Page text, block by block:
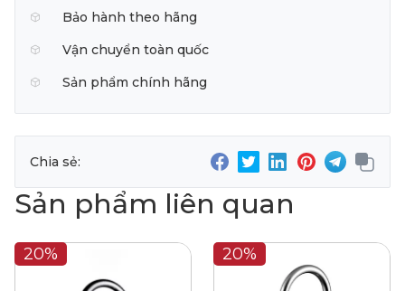
Bảo hành theo hãng
Vận chuyển toàn quốc
Sản phẩm chính hãng
Chia sẻ:
Sản phẩm liên quan
20% 20%